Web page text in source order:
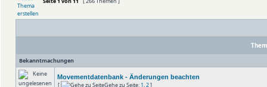
Bekanntmachungen
Movementdatenbank - Änderungen beachten
[ Gehe zu Seite: 1,2]